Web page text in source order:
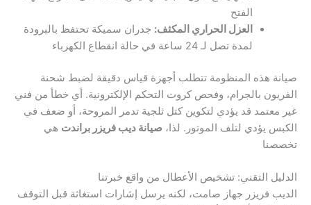
الفتح
العزل الحراري المكثف: جدران سميكة تحتفظ بالبرودة
لمدة تصل لـ 24 ساعة في حالة انقطاع الكهرباء
صيانة هذه المنظومة تتطلب أجهزة قياس دقيقة لضبط شحنة
الفريون بالجرام، وفحص كروت التحكم الإلكترونية. أي خطأ من فني
غير معتمد قد يؤدي لتكوين كتل ثلجية تدمر المروحة، أو ضعف في
الكبس يؤدي لتلف الموتور. لذا، صيانة ديب فريزر براندت هي
تخصصنا
الدليل التقني: تشخيص الأعطال من واقع خبرتنا
الديب فريزر جهاز صامت، لكنه يرسل إشارات استغاثة قبل التوقف